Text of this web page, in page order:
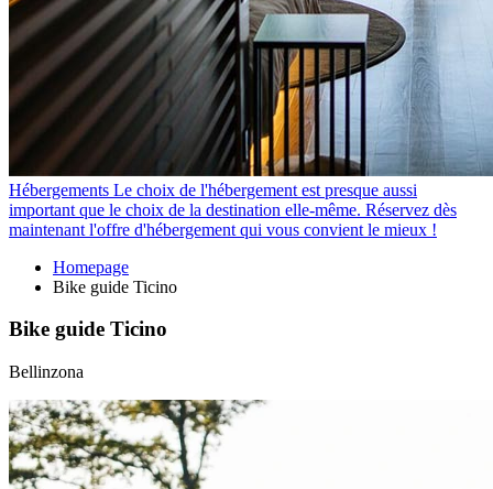
Hébergements Le choix de l'hébergement est presque aussi
important que le choix de la destination elle-même. Réservez dès
maintenant l'offre d'hébergement qui vous convient le mieux !
Homepage
Bike guide Ticino
Bike guide Ticino
Bellinzona